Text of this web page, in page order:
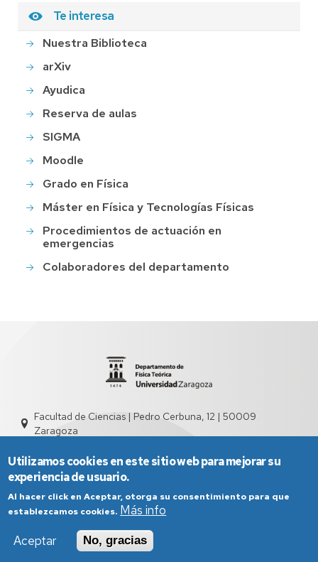
Te interesa
Nuestra Biblioteca
arXiv
Ayudica
Reserva de aulas
SIGMA
Moodle
Grado en Física
Máster en Física y Tecnologías Físicas
Procedimientos de actuación en
emergencias
Colaboradores del departamento
Facultad de Ciencias | Pedro Cerbuna, 12 | 50009
Zaragoza
Aviso Legal
Condiciones generales de uso
Política de Privacidad
Utilizamos cookies en este sitio web para mejorar su
experiencia de usuario.
Al hacer click en Aceptar, otorga su consentimiento para que
establezcamos cookies. Más info
Aceptar
No, gracias